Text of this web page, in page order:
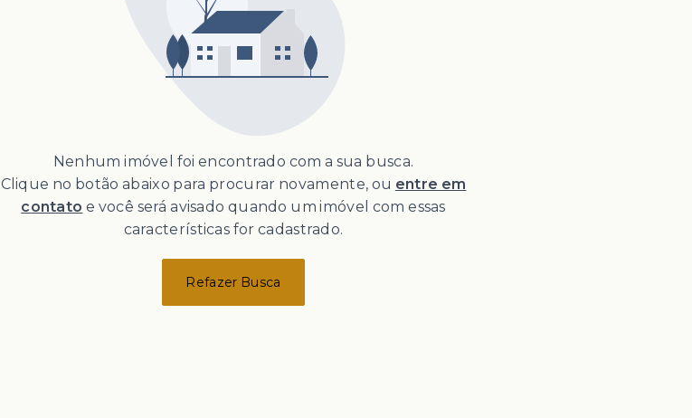
Nenhum imóvel foi encontrado com a sua busca.
Clique no botão abaixo para procurar novamente, ou entre em
contato e você será avisado quando um imóvel com essas
características for cadastrado.
Refazer Busca